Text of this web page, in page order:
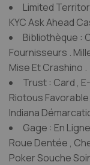
Limited
KYC Ask Ahead
Bibliothèque :
Fournisseurs .
Mise Et Crashino .
Trust : Card ,
Riotous
Indiana
Gage : En
Roue Dentée ,
Poker Souche